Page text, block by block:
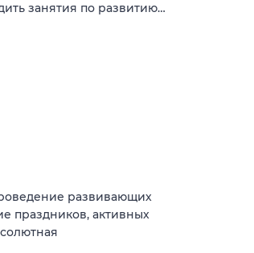
занятия по развитию…
развивающих
праздников, активных